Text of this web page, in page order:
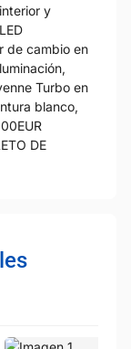
y
de cambio en
Turbo en
blanco,
DE